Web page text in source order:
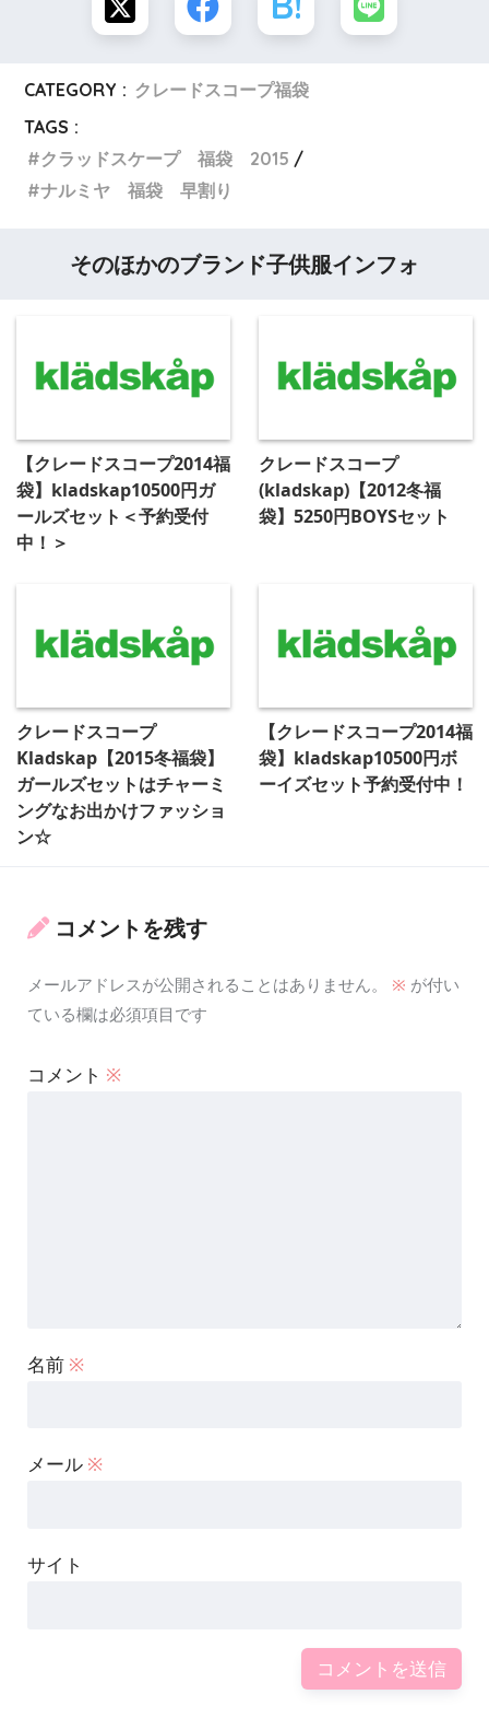
CATEGORY : クレードスコープ福袋
TAGS :
クラッドスケープ 福袋 2015
ナルミヤ 福袋 早割り
そのほかのブランド子供服インフォ
【クレードスコープ2014福
袋】kladskap10500円ガ
ールズセット＜予約受付
中！＞
クレードスコープ
(kladskap)【2012冬福
袋】5250円BOYSセット
クレードスコープ
Kladskap【2015冬福袋】
ガールズセットはチャーミ
ングなお出かけファッショ
ン☆
【クレードスコープ2014福
袋】kladskap10500円ボ
ーイズセット予約受付中！
コメントを残す
メールアドレスが公開されることはありません。 ※ が付い
ている欄は必須項目です
コメント ※
名前 ※
メール ※
サイト